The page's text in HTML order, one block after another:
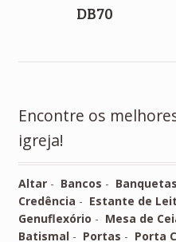
DB70
Encontre os
igreja!
Altar- Bancos - Banquetas
Credência - Estante de
Genuflexório - Mesa de
Batismal- Portas - Porta